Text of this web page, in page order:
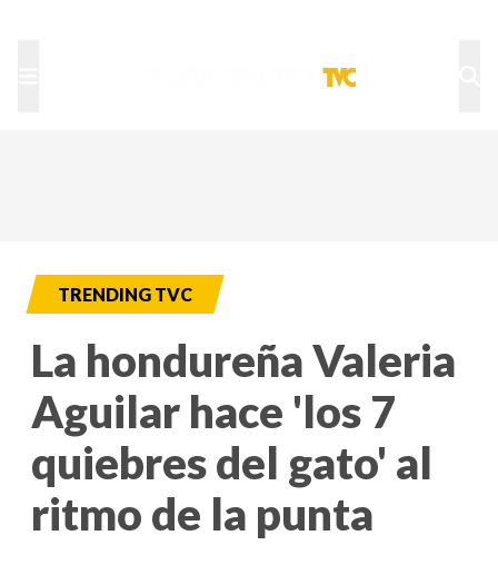
TRENDING TVC
La hondureña Valeria
Aguilar hace 'los 7
quiebres del gato' al
ritmo de la punta